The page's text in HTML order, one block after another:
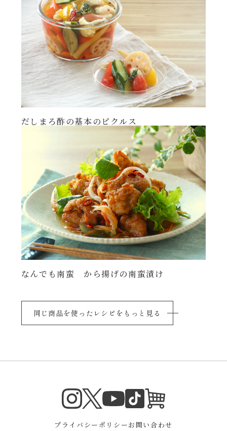
その他
だしまろ酢の基本のピクルス
なんでも南蛮 から揚げの南蛮漬け
同じ商品を使ったレシピをもっと見る
Instagram
TwitterYouTube
TikTok
プライバシーポリシーお問い合わせ